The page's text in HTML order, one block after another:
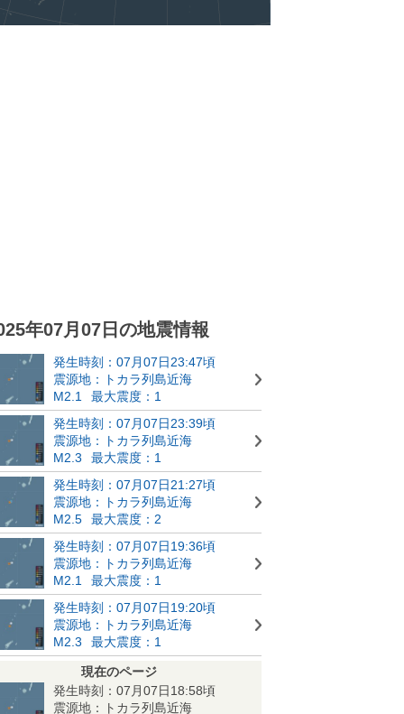
年07月07日の地震情報
発生時刻：07月07日23:47頃
震源地：トカラ列島近海
M2.1
最大震度：1
発生時刻：07月07日23:39頃
震源地：トカラ列島近海
M2.3
最大震度：1
発生時刻：07月07日21:27頃
震源地：トカラ列島近海
M2.5
最大震度：2
発生時刻：07月07日19:36頃
震源地：トカラ列島近海
M2.1
最大震度：1
発生時刻：07月07日19:20頃
震源地：トカラ列島近海
M2.3
最大震度：1
現在のページ
発生時刻：07月07日18:58頃
震源地：トカラ列島近海